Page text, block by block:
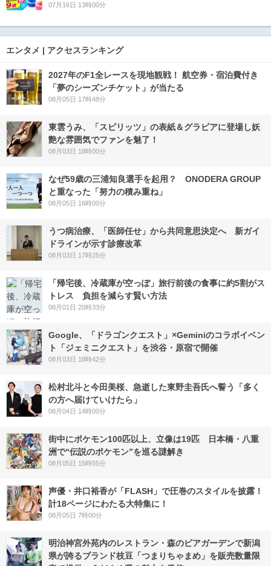
07月16日 13時00分
エンタメ | アクセスランキング
2027年のF1全レースを現地観戦！ 航空券・宿泊費付き
「夢のシーズンチケット」が当たる
08月05日 17時48分
東雲うみ、「スピリッツ」の表紙＆グラビアに登場し妖
艶な雰囲気でファンを魅了！
08月03日 18時00分
なぜ59歳の三浦知良選手を起用？ ONODERA GROUP
と重なった「努力の積み重ね」
08月05日 16時00分
うつ病治療、「医師任せ」から共同意思決定へ 新ガイ
ドラインが示す診療改革
08月03日 17時25分
「帰宅後、冷蔵庫が空っぽ」旅行前後の食事に約5割がス
トレス 負担を減らす賢い方法
08月01日 20時33分
Google、「ドラゴンクエスト」×Geminiのコラボイベン
ト「ジェミニクエスト」を渋谷・原宿で開催
08月03日 18時42分
松村北斗と今田美桜、急逝した東野圭吾氏へ誓う「多く
の方へ届けていけたら」
08月04日 14時00分
街中にポケモン100匹以上、立像は19匹 日本橋・八重
洲で“伝説のポケモン”を巡る謎解き
08月05日 15時55分
声優・井口裕香が「FLASH」で圧巻のスタイルを披露！
計18ページにわたる大特集に！
08月05日 7時00分
明治神宮外苑内のレストラン・森のビアガーデンで新潟
県が誇るブランド枝豆「つまりちゃまめ」を販売数量限